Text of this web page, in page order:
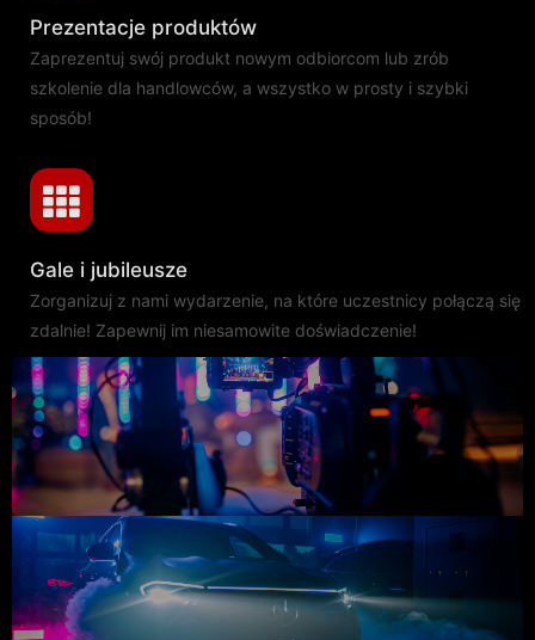
Prezentacje produktów
Zaprezentuj swój produkt nowym odbiorcom lub zrób
szkolenie dla handlowców, a wszystko w prosty i szybki
sposób!
Gale i jubileusze
Zorganizuj z nami wydarzenie, na które uczestnicy połączą się
zdalnie! Zapewnij im niesamowite doświadczenie!